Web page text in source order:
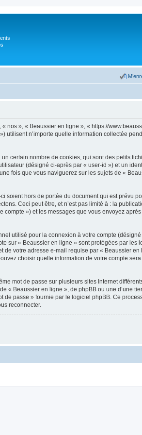
nos », « Beaussier en ligne », « https://
utilisent n’importe quelle information collectée
certain nombre de cookies, qui sont des petits
(désigné ci-après par « user-id ») et un
fois que vous naviguerez sur les sujets de «
soient hors de portée du document qui est prévu
Ceci peut être, et n’est pas limité à : la
») et les messages que vous envoyez après
utilisé pour la connexion à votre compte
sur « Beaussier en ligne » sont protégées par les
de votre adresse e-mail requise par « Beaussier en
choisir quelle information de votre compte
mot de passe sur plusieurs sites Internet
« Beaussier en ligne », de phpBB ou une d’une
de passe » fournie par le logiciel phpBB. Ce
reconnecter.